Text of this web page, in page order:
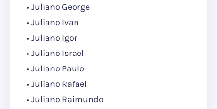
Juliano George
Juliano Ivan
Juliano Igor
Juliano Israel
Juliano Paulo
Juliano Rafael
Juliano Raimundo